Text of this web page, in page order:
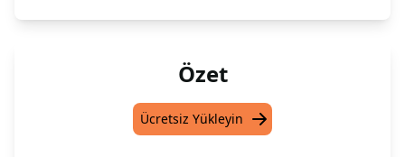
Özet
Ücretsiz Yükleyin